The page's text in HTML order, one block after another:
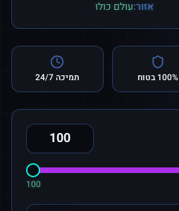
אזור:עולם כולו
100% בטוח תמיכה 24/7
100